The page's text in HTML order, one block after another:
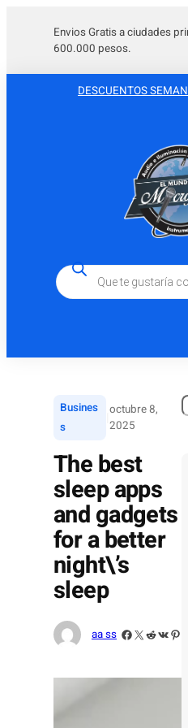
Envios Gratis a ciudades
600.000 pesos.
DESCUENTOS
Búsqueda
de
productos
Busines
s
octubre 8,
2025
The best
sleep apps
and gadgets
for a better
night\’s
sleep
aa ss Facebook X Reddit VK Pinterest
B
u